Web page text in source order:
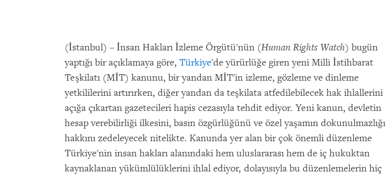
(İstanbul) – İnsan Hakları İzleme Örgütü'nün (Human Rights Watch) bugün
yaptığı bir açıklamaya göre, Türkiye'de yürürlüğe giren yeni Milli İstihbarat
Teşkilatı (MİT) kanunu, bir yandan MİT'in izleme, gözleme ve dinleme
yetkililerini artırırken, diğer yandan da teşkilata atfedilebilecek hak ihlallerini
açığa çıkartan gazetecileri hapis cezasıyla tehdit ediyor. Yeni kanun, devletin
hesap verebilirliği ilkesini, basın özgürlüğünü ve özel yaşamın dokunulmazlığı
hakkını zedeleyecek nitelikte. Kanunda yer alan bir çok önemli düzenleme
Türkiye'nin insan hakları alanındaki hem uluslararası hem de iç hukuktan
kaynaklanan yükümlülüklerini ihlal ediyor, dolayısıyla bu düzenlemelerin hiç